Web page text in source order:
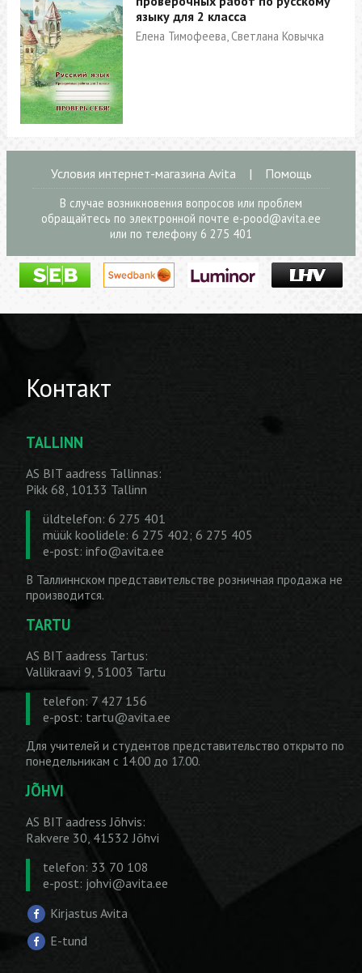
языку для 2 класса
Елена Тимофеева, Светлана Ковычка
Условия интернет-магазина Avita | Помощь
В случае возникновения вопросов или проблем
обращайтесь по электронной почте e-pood@avita.ee
или по телефону 6 275 401
Контакт
TALLINN
AS BIT aadress Tallinnas:
Pikk 68, 10133 Tallinn
üldtelefon: 6 275 401
müük koolidele: 6 275 402; 6 275 405
e-post: info@avita.ee
В Таллиннском представительстве розничная продажа не
производится.
TARTU
AS BIT aadress Tartus:
Vallikraavi 9, 51003 Tartu
telefon: 7 427 156
e-post: tartu@avita.ee
Для учителей и студентов представительство открыто по
понедельникам с 14.00 до 17.00.
JÕHVI
AS BIT aadress Jõhvis:
Rakvere 30, 41532 Jõhvi
telefon: 33 70 108
e-post: johvi@avita.ee
Kirjastus Avita
E-tund